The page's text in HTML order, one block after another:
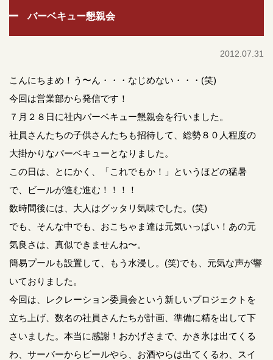
バーベキュー懇親会
2012.07.31
こんにちまめ！う〜ん・・・なじめない・・・(笑)
今回は営業部から発信です！
７月２８日に社内バーベキュー懇親会を行いました。
社員さんたちの子供さんたちも招待して、総勢８０人程度の
大掛かりなバーベキューとなりました。
この日は、とにかく、「これでもか！」というほどの猛暑
で、ビールが進む進む！！！！
数時間後には、大人はグッタリ気味でした。(笑)
でも、そんな中でも、おこちゃま達は元気いっぱい！あの元
気良さは、真似できませんね〜。
簡易プールも設置して、もう水浸し。(笑)でも、元気な声が響
いておりました。
今回は、レクレーション委員会という新しいプロジェクトを
立ち上げ、数名の社員さんたちが計画、準備に精を出して下
さいました。本当に感謝！おかげさまで、かき氷は出てくる
わ、サーバーからビールやら、お酒やらは出てくるわ、スイ